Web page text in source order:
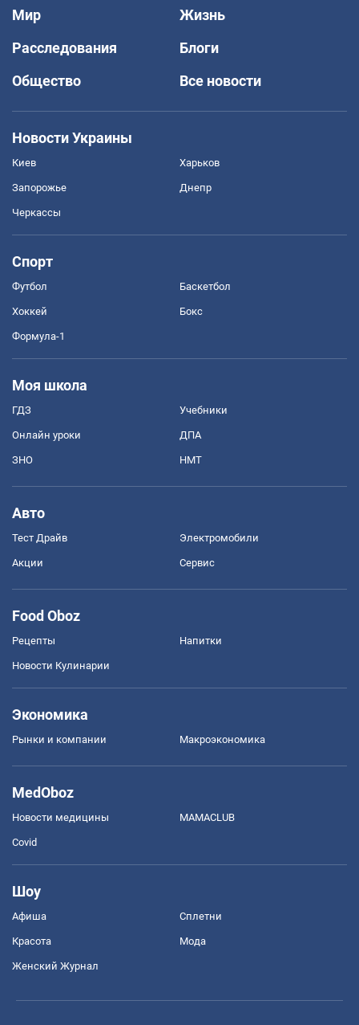
Мир
Жизнь
Расследования
Блоги
Общество
Все новости
Новости Украины
Киев Харьков
Запорожье Днепр
Черкассы
Спорт
Футбол Баскетбол
Хоккей Бокс
Формула-1
Моя школа
ГДЗ Учебники
Онлайн уроки ДПА
ЗНО НМТ
Авто
Тест Драйв Электромобили
Акции Сервис
Food Oboz
Рецепты Напитки
Новости Кулинарии
Экономика
Рынки и компании Mакроэкономика
MedOboz
Новости медицины MAMACLUB
Covid
Шоу
Афиша Сплетни
Красота Мода
Женский Журнал